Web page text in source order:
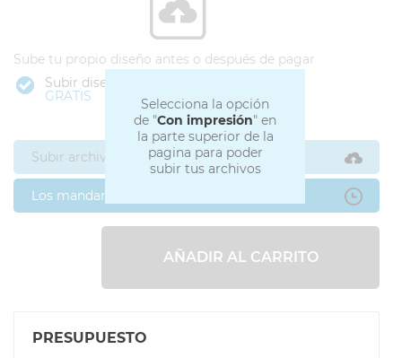
Selecciona la opción
de "Con impresión" en
la parte superior de la
pagina para poder
subir tus archivos
Sube tu propio diseño antes o después de pagar
Subir diseño
GRATIS
Subir archivos ahora
Los mandaré después
AÑADIR AL CARRITO
PRESUPUESTO